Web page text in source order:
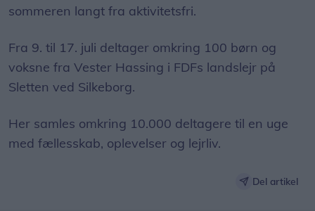
sommeren langt fra aktivitetsfri.
Fra 9. til 17. juli deltager omkring 100 børn og
voksne fra Vester Hassing i FDFs landslejr på
Sletten ved Silkeborg.
Her samles omkring 10.000 deltagere til en uge
med fællesskab, oplevelser og lejrliv.
Del artikel